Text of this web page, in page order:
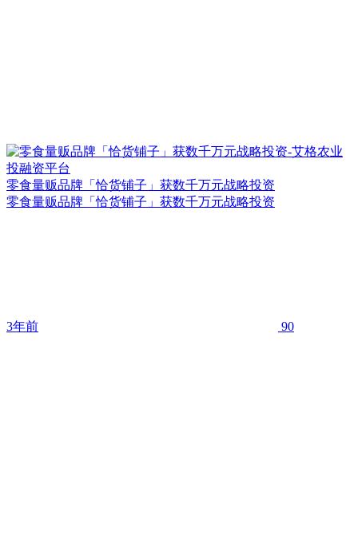
零食量贩品牌「恰货铺子」获数千万元战略投资
零食量贩品牌「恰货铺子」获数千万元战略投资
3年前 90